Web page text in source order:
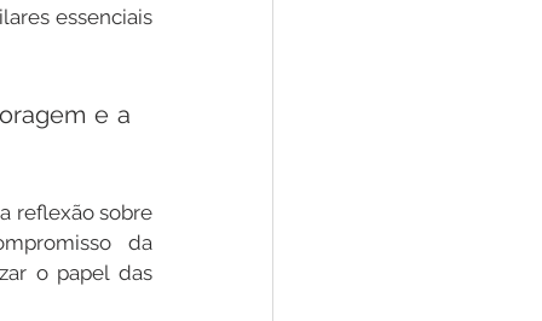
essenciais
e a
reflexão sobre
da
o papel das